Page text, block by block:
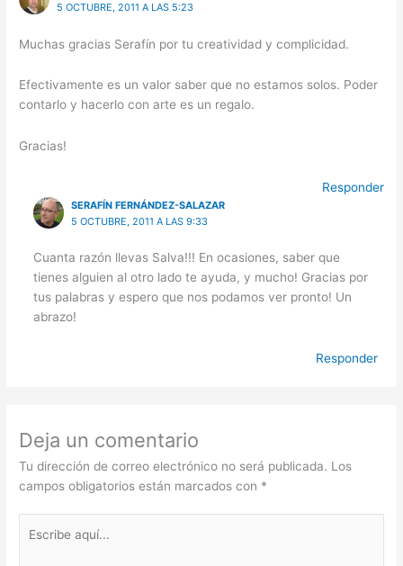
5 OCTUBRE, 2011 A LAS 5:23
Muchas gracias Serafín por tu creatividad y complicidad.
Efectivamente es un valor saber que no estamos solos. Poder
contarlo y hacerlo con arte es un regalo.
Gracias!
Responder
SERAFÍN FERNÁNDEZ-SALAZAR
5 OCTUBRE, 2011 A LAS 9:33
Cuanta razón llevas Salva!!! En ocasiones, saber que
tienes alguien al otro lado te ayuda, y mucho! Gracias por
tus palabras y espero que nos podamos ver pronto! Un
abrazo!
Responder
Deja un comentario
Tu dirección de correo electrónico no será publicada. Los
campos obligatorios están marcados con *
aquí...